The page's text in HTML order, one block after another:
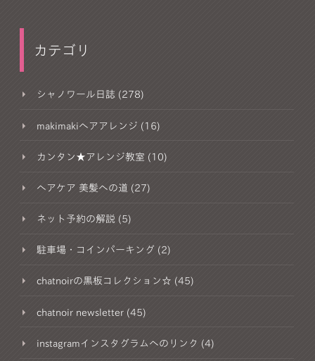
カテゴリ
シャノワール日誌 (278)
makimakiヘアアレンジ (16)
カンタン★アレンジ教室 (10)
ヘアケア 美髪への道 (27)
ネット予約の解説 (5)
駐車場・コインパーキング (2)
chatnoirの黒板コレクション☆ (45)
chatnoir newsletter (45)
instagramインスタグラムへのリンク (4)